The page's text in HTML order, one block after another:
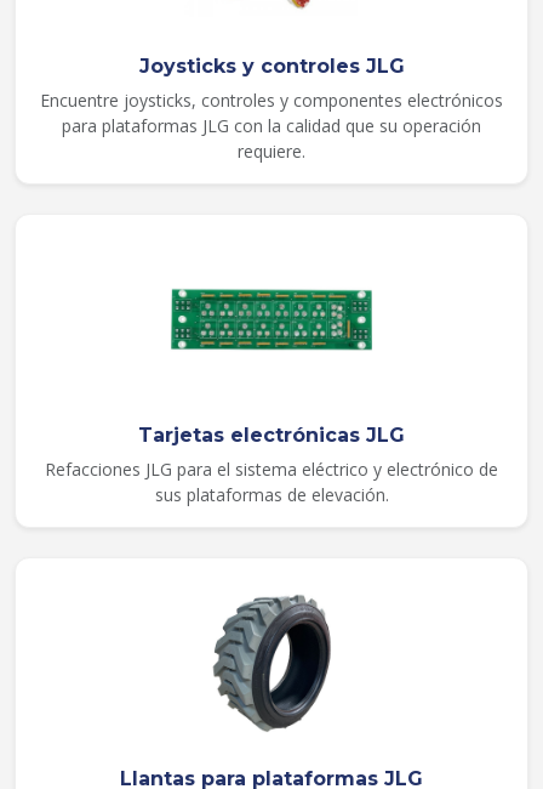
Joysticks y controles JLG
Encuentre joysticks, controles y componentes electrónicos
para plataformas JLG con la calidad que su operación
requiere.
Tarjetas electrónicas JLG
Refacciones JLG para el sistema eléctrico y electrónico de
sus plataformas de elevación.
Llantas para plataformas JLG